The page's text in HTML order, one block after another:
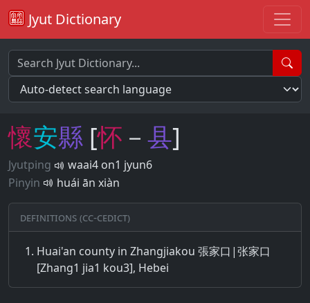
Jyut Dictionary
懷安縣 [怀 － 县]
Jyutping
waai4 on1 jyun6
Pinyin
huái ān xiàn
Definitions (CC-CEDICT)
Huai'an county in Zhangjiakou 張家口|张家口
[Zhang1 jia1 kou3], Hebei